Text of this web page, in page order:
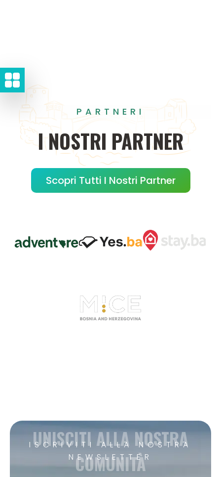
PARTNERI
INOSTRI PARTNER
Scopri Tutti I Nostri Partner
ISCRIVITI ALLA NOSTRA
NEWSLETTER
UNISCITI ALLA NOSTRA
COMUNITÀ